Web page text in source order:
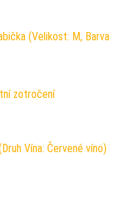
(Velikost: M, Barva
zotročení
Vína: Červené víno)